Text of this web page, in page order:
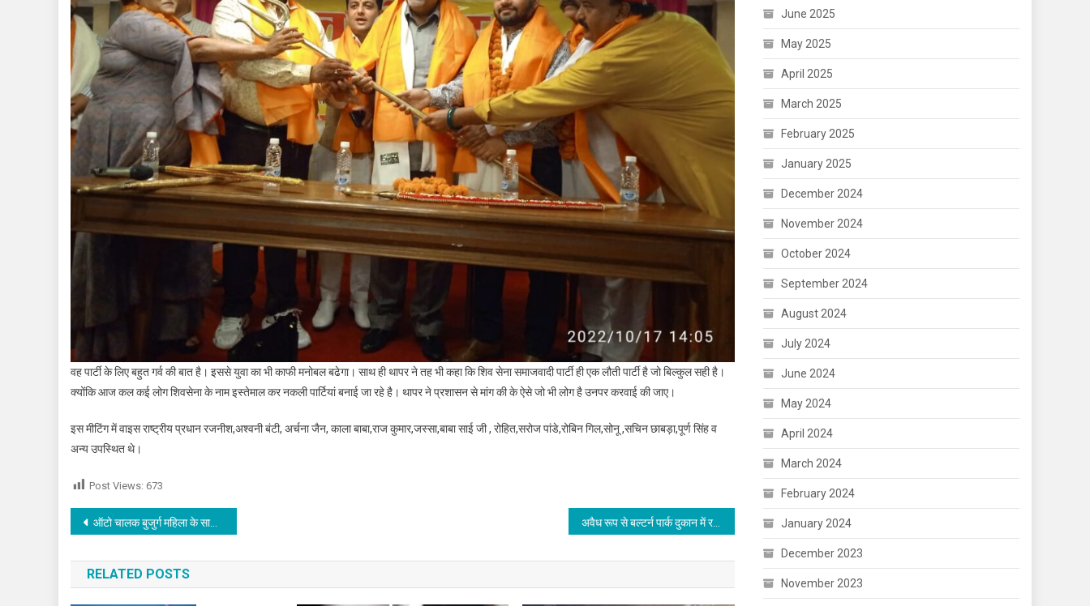
वह पार्टी के लिए बहुत गर्व की बात है। इससे युवा का भी काफी मनोबल बढेगा। साथ ही थापर ने तह भी कहा कि शिव सेना समाजवादी पार्टी ही एक लौती पार्टी है जो बिल्कुल सही है।
क्योंकि आज कल कई लोग शिवसेना के नाम इस्तेमाल कर नकली पार्टियां बनाई जा रहे है। थापर ने प्रशासन से मांग की के ऐसे जो भी लोग है उनपर करवाई की जाए।
इस मीटिंग में वाइस राष्ट्रीय प्रधान रजनीश,अश्वनी बंटी, अर्चना जैन, काला बाबा,राज कुमार,जस्सा,बाबा साई जी , रोहित,सरोज पांडे,रोबिन गिल,सोनू ,सचिन छाबड़ा,पूर्ण सिंह व
अन्य उपस्थित थे।
Post Views: 673
Post navigation
ऑटो चालक बुजुर्ग महिला के साथ कर रहा था गलत काम अवैध रूप से बल्टर्न पार्क दुकान में रखे पटाखे पुलिस ने किए जब्त
RELATED POSTS
June 2025
May 2025
April 2025
March 2025
February 2025
January 2025
December 2024
November 2024
October 2024
September 2024
August 2024
July 2024
June 2024
May 2024
April 2024
March 2024
February 2024
January 2024
December 2023
November 2023